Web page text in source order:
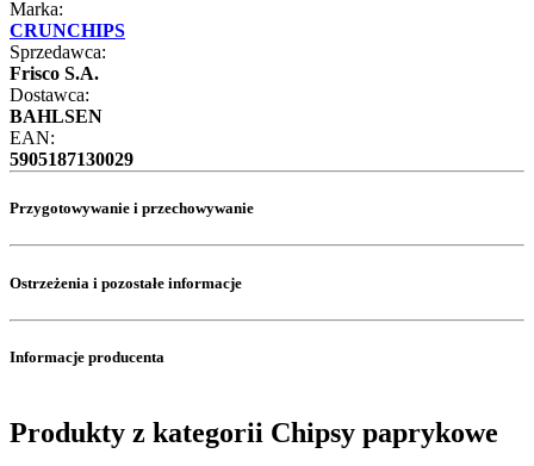
Marka:
CRUNCHIPS
Sprzedawca:
Frisco S.A.
Dostawca:
BAHLSEN
EAN:
5905187130029
Przygotowywanie i przechowywanie
Ostrzeżenia i pozostałe informacje
Informacje producenta
Produkty z kategorii Chipsy paprykowe